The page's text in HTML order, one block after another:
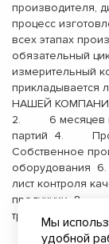
процесс
всех этапах
обязательный
измерительный
прикладывается
НАШЕЙ
2. 6 месяцев
партий 4.
Собственное
оборудования
лист контроля
продукции 8.
транспортной
Мы
удобной